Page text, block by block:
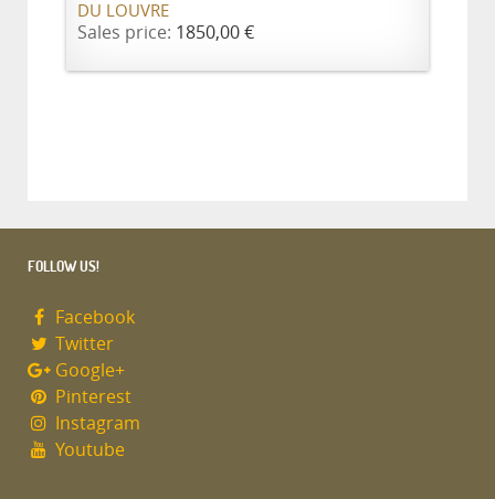
DU LOUVRE
Sales price: 1850,00 €
FOLLOW US!
Facebook
Twitter
Google+
Pinterest
Instagram
Youtube